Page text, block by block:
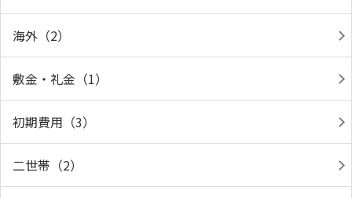
海外（2）
敷金・礼金（1）
初期費用（3）
二世帯（2）